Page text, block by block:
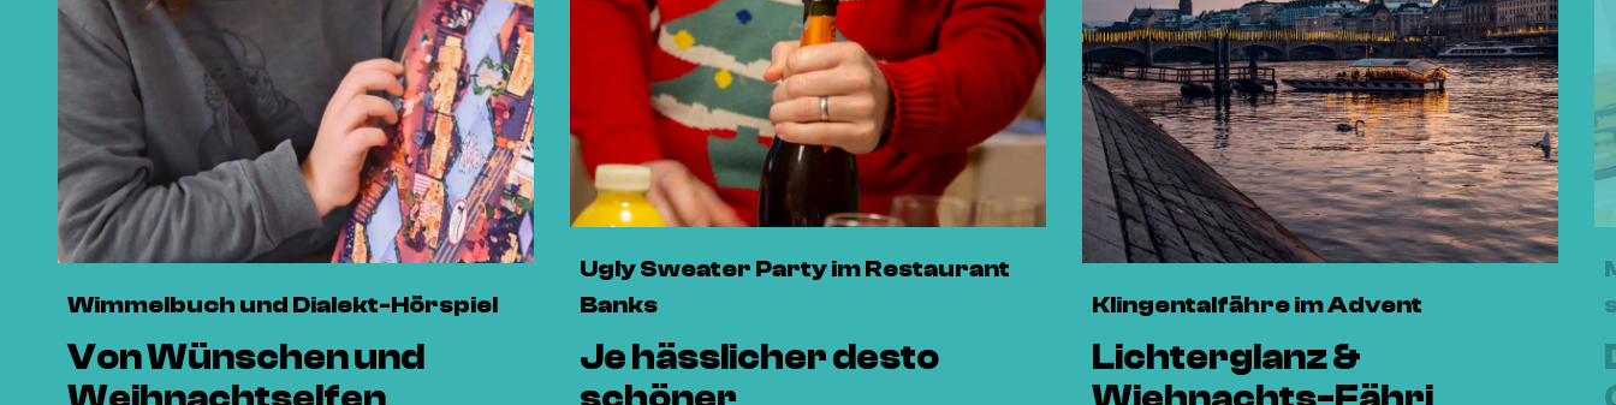
Wimmelbuch und Dialekt-Hörspiel
Von Wünschen und
Ugly Sweater Party im Restaurant
Banks
Je hässlicher desto
Klingentalfähre im Advent
Lichterglanz &